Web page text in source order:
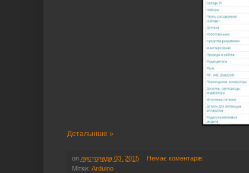
Детальніше »
on листопада 03, 2015
Немає коментарів:
Мітки: Arduino